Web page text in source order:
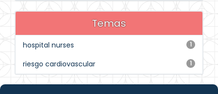
Temas
1
hospital nurses
1
riesgo cardiovascular